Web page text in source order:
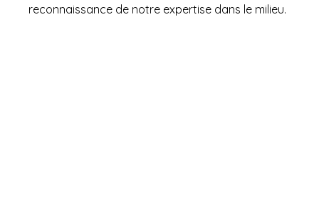
reconnaissance de notre expertise dans le milieu.